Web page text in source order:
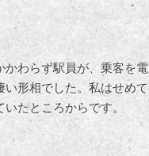
かわらず駅員が、乗客を電
形相でした。私はせめて
たところからです。